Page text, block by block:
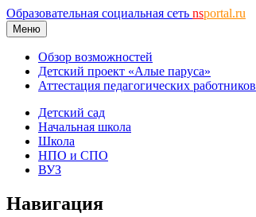
Образовательная социальная сеть nsportal.ru
Меню
Обзор возможностей
Детский проект «Алые паруса»
Аттестация педагогических работников
Детский сад
Начальная школа
Школа
НПО и СПО
ВУЗ
Навигация